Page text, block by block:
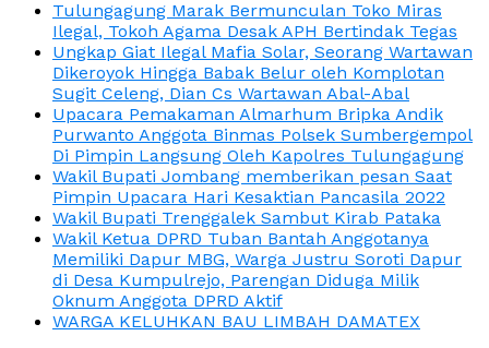
Tulungagung Marak Bermunculan Toko Miras
Ilegal, Tokoh Agama Desak APH Bertindak Tegas
Ungkap Giat Ilegal Mafia Solar, Seorang Wartawan
Dikeroyok Hingga Babak Belur oleh Komplotan
Sugit Celeng, Dian Cs Wartawan Abal-Abal
Upacara Pemakaman Almarhum Bripka Andik
Purwanto Anggota Binmas Polsek Sumbergempol
Di Pimpin Langsung Oleh Kapolres Tulungagung
Wakil Bupati Jombang memberikan pesan Saat
Pimpin Upacara Hari Kesaktian Pancasila 2022
Wakil Bupati Trenggalek Sambut Kirab Pataka
Wakil Ketua DPRD Tuban Bantah Anggotanya
Memiliki Dapur MBG, Warga Justru Soroti Dapur
di Desa Kumpulrejo, Parengan Diduga Milik
Oknum Anggota DPRD Aktif
WARGA KELUHKAN BAU LIMBAH DAMATEX